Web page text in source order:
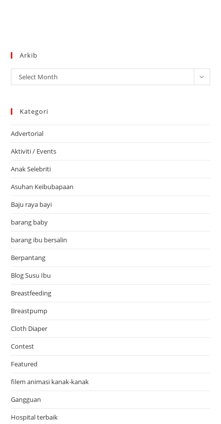
Arkib
Arkib
Select Month
Kategori
Advertorial
Aktiviti / Events
Anak Selebriti
Asuhan Keibubapaan
Baju raya bayi
barang baby
barang ibu bersalin
Berpantang
Blog Susu Ibu
Breastfeeding
Breastpump
Cloth Diaper
Contest
Featured
filem animasi kanak-kanak
Gangguan
Hospital terbaik